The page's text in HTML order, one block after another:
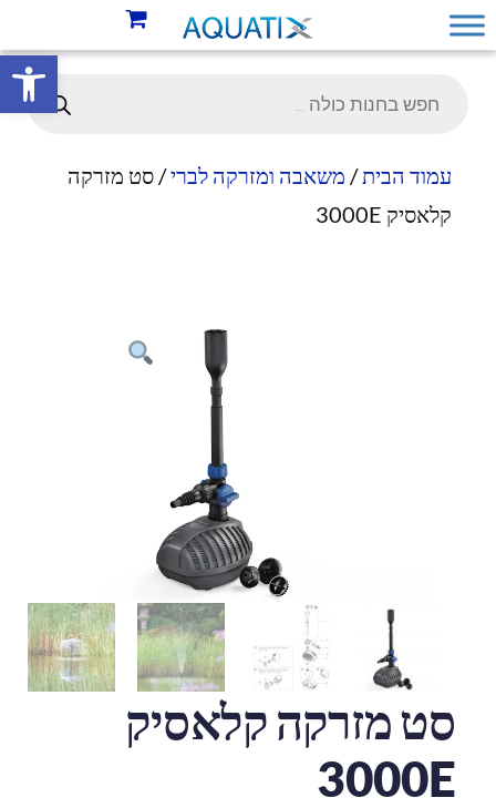
פתח
עמוד הבית/ משאבה ומזרקה לברי/ סט מזרקה
קלאסיק 3000E
סט מזרקה קלאסיק
3000E